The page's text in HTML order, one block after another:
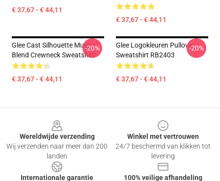
€ 37,67 - € 44,11
€ 37,67 - € 44,11
Glee Cast Silhouette Musical
Blend Crewneck Sweatshirt
€ 37,67 - € 44,11
-20%
Glee Logokleuren Pullover
Sweatshirt RB2403
€ 37,67 - € 44,11
-20%
Wereldwijde verzending
Wij verzenden naar meer dan 200
landen
Winkel met vertrouwen
24/7 beschermd van klikken tot
levering
Internationale garantie
100% veilige afhandeling